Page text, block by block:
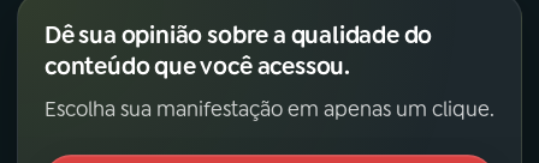
Dê sua opinião sobre a qualidade do
conteúdo que você acessou.
Escolha sua manifestação em apenas um clique.